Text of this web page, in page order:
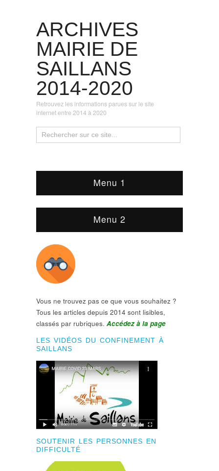
ARCHIVES
MAIRIE DE
SAILLANS
2014-2020
Retrouvez les informations parues sur le site
internet entre 2014 à 2020
Menu 1
Menu 2
Vous ne trouvez pas ce que vous souhaitez ?
Tous les articles depuis 2014 sont lisibles,
classés par rubriques. Accédez à la page
LES VIDÉOS DU CONFINEMENT À
SAILLANS
SOUTENIR LES PERSONNES EN
DIFFICULTÉ